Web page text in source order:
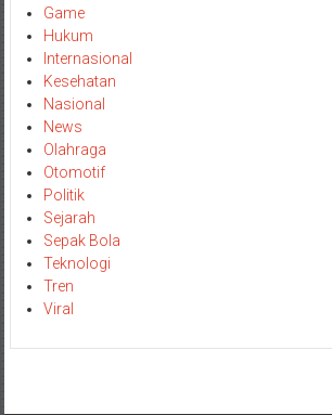
Game
Hukum
Internasional
Kesehatan
Nasional
News
Olahraga
Otomotif
Politik
Sejarah
Sepak Bola
Teknologi
Tren
Viral